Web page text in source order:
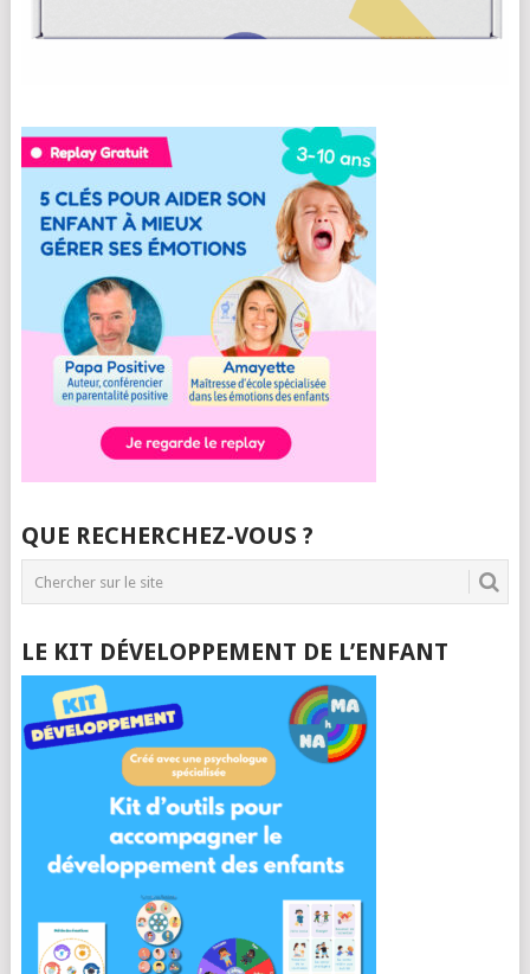
QUE RECHERCHEZ-VOUS ?
LE KIT DÉVELOPPEMENT DE L’ENFANT